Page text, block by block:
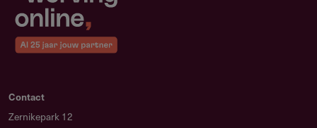
Bijlagen
Laudes Proposal template
Contact
Zernikepark 12